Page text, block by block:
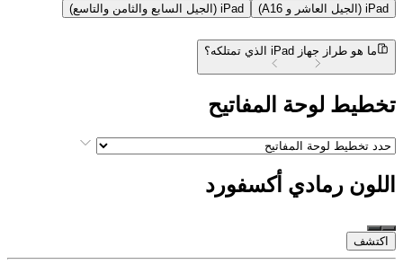
iPad (الجيل العاشر و A16) iPad (الجيل السابع والثامن والتاسع)
ما هو طراز جهاز iPad الذي تمتلكه؟
تخطيط لوحة المفاتيح
اللون رمادي أكسفورد
اكتشف